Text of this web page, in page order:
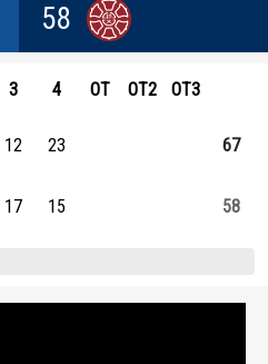
戰績排行
球隊資訊
選手資訊
數據統計
戰績排行
球隊資訊
選手資訊
數據統計
58
3 4 OT OT2 OT3
12 23 67
58
17 15